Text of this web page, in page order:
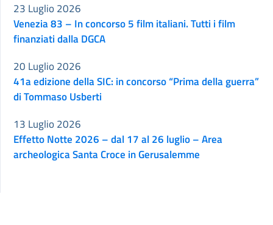
Venezia 83 – In concorso 5 film italiani. Tutti i film
finanziati dalla DGCA
23 Luglio 2026
41a edizione della SIC: in concorso “Prima della guerra”
di Tommaso Usberti
20 Luglio 2026
Effetto Notte 2026 – dal 17 al 26 luglio – Area
archeologica Santa Croce in Gerusalemme
13 Luglio 2026